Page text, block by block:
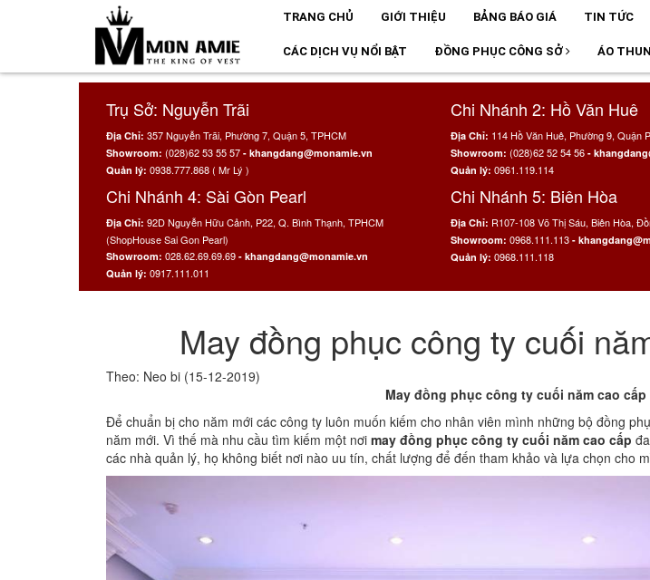
TRANG CHỦ GIỚI THIỆU BẢNG BÁO GIÁ TIN TỨC
CÁC DỊCH VỤ NỔI BẬT ĐỒNG PHỤC CÔNG SỞ ÁO
Trụ Sở: Nguyễn Trãi
Địa Chỉ: 357 Nguyễn Trãi, Phường 7, Quận 5, TPHCM
Showroom: (028)62 53 55 57 - khangdang@monamie.vn
Quản lý: 0938.777.868 ( Mr Lý )
Chi Nhánh 2: Hồ Văn Huê
Địa Chỉ: 114 Hồ Văn Huê, Phường 9, Quận
Showroom: (028)62 52 54 56 -
Quản lý: 0961.119.114
Chi Nhánh 4: Sài Gòn Pearl
Địa Chỉ: 92D Nguyễn Hữu Cảnh, P22, Q. Bình Thạnh, TPHCM
(ShopHouse Sai Gon Pearl)
Showroom: 028.62.69.69.69 - khangdang@monamie.vn
Quản lý: 0917.111.011
Chi Nhánh 5: Biên Hòa
Địa Chỉ: R107-108 Võ Thị Sáu, Biên Hòa,
Showroom: 0968.111.113 -
Quản lý: 0968.111.118
May đồng phục công ty cuối
Theo: Neo bi (15-12-2019)
May đồng phục công ty cuối năm cao cấp
Để chuẩn bị cho năm mới các công ty luôn muốn kiếm cho nhân viên mình những bộ đồng
năm mới. Vì thế mà nhu cầu tìm kiếm một nơi may đồng phục công ty cuối năm cao cấp
các nhà quản lý, họ không biết nơi nào uu tín, chất lượng để đến tham khảo và lựa chọn cho